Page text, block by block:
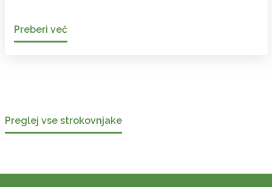
Preberi več
Preglej vse strokovnjake